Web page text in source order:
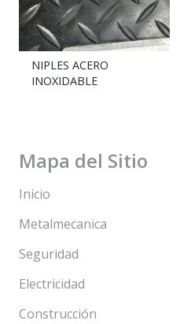
NIPLES ACERO
INOXIDABLE
Mapa del Sitio
Inicio
Metalmecanica
Seguridad
Electricidad
Construcción